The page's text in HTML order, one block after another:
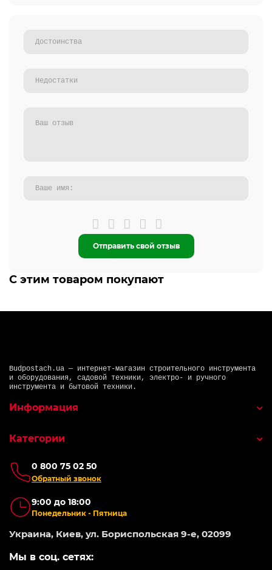
Отправить свой отзыв
С этим товаром покупают
Budpostach.ua — интернет-магазин строительного инструмента
и оборудования, садовой техники, электро- и ручного
инструмента и бытовой техники.
0 800 75 02 50
Обратный звонок
9:00 до 18:00
Понедельник - Пятница
Украина, Киев, ул. Бориспольская 9-е, 02099
Мы в соц. сетях:
Информация
Категории